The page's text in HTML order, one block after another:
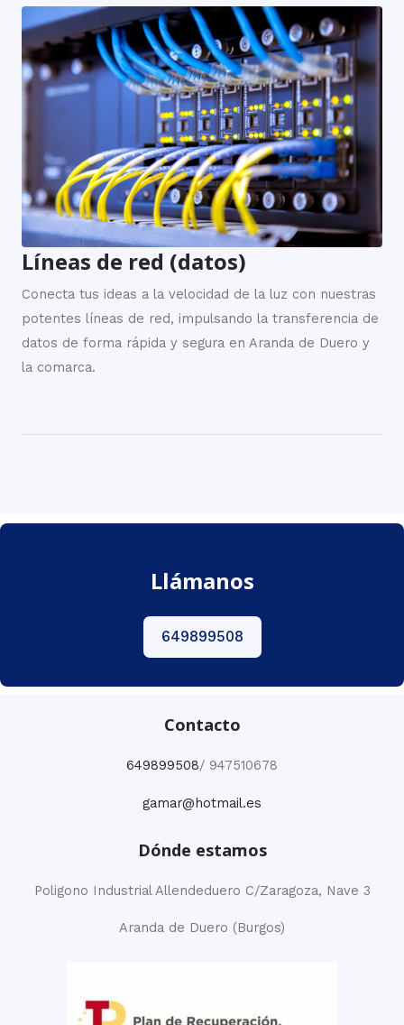
Líneas de red (datos)
Conecta tus ideas a la velocidad de la luz con nuestras
potentes líneas de red, impulsando la transferencia de
datos de forma rápida y segura en Aranda de Duero y
la comarca.
Llámanos
649899508
Contacto
649899508/ 947510678
gamar@hotmail.es
Dónde estamos
Poligono Industrial Allendeduero C/Zaragoza, Nave 3
Aranda de Duero (Burgos)